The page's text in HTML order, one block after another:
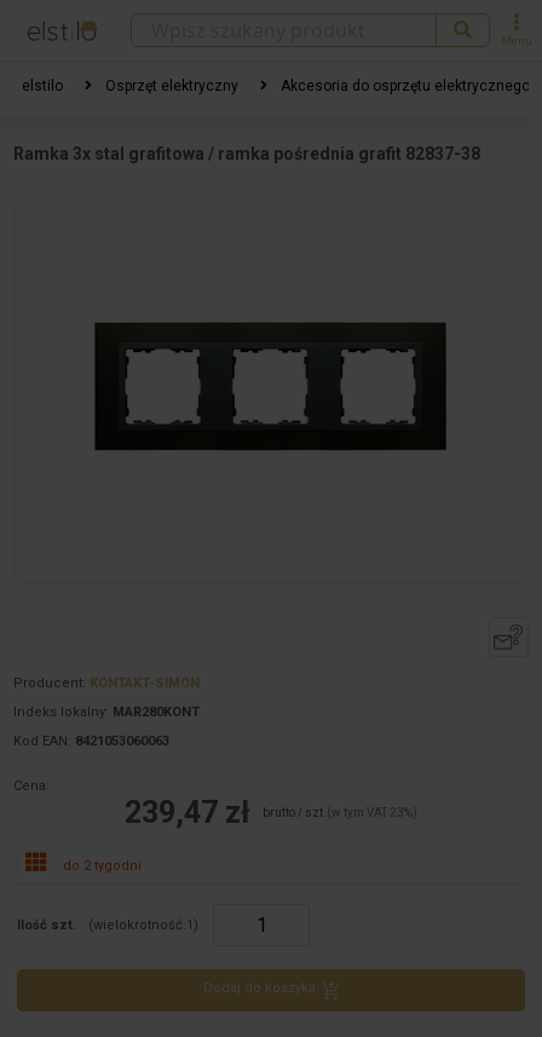
Menu
elstilo Osprzęt elektryczny Akcesoria do osprzętu elektrycznego
Ramka 3x stal grafitowa / ramka pośrednia grafit 82837-38
Producent: KONTAKT-SIMON
Indeks lokalny: MAR280KONT
Kod EAN: 8421053060063
Cena:
239,47 zł brutto / szt. (w tym VAT 23%)
do 2 tygodni
Ilość szt. (wielokrotność:1 )
Dodaj do koszyka